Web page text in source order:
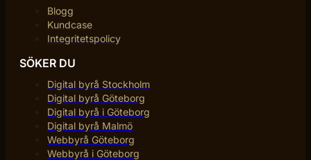
Blogg
Kundcase
Integritetspolicy
SÖKER DU
Digital byrå Stockholm
Digital byrå Göteborg
Digital byrå i Göteborg
Digital byrå Malmö
Webbyrå Göteborg
Webbyrå i Göteborg